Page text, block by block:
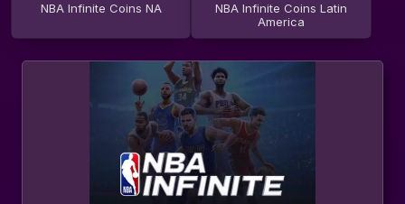
NBA Infinite Coins NA
NBA Infinite Coins Latin
America